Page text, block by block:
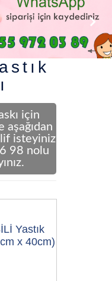
için
isteyiniz
98 nolu
Yastık
x 40cm)